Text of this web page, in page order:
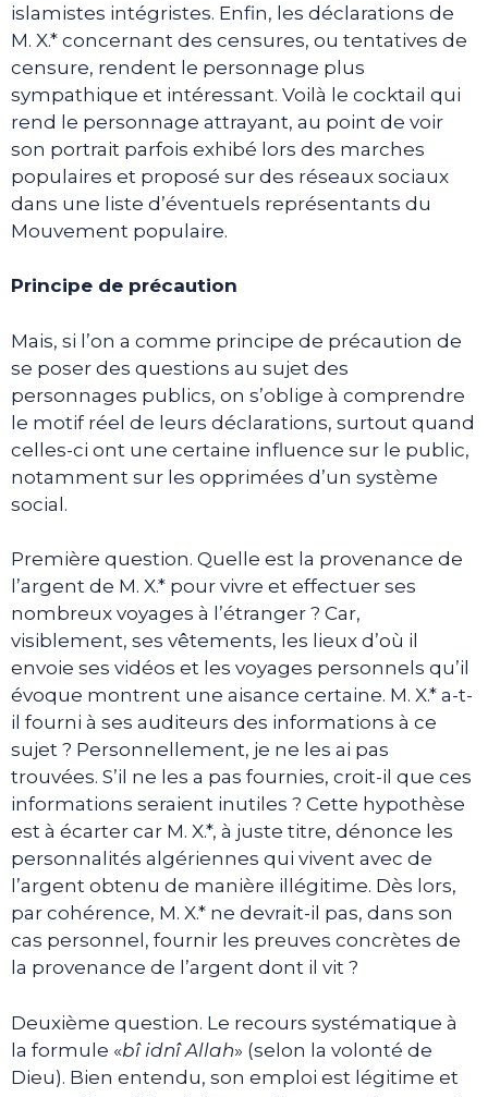
islamistes intégristes. Enfin, les déclarations de
M. X.* concernant des censures, ou tentatives de
censure, rendent le personnage plus
sympathique et intéressant. Voilà le cocktail qui
rend le personnage attrayant, au point de voir
son portrait parfois exhibé lors des marches
populaires et proposé sur des réseaux sociaux
dans une liste d’éventuels représentants du
Mouvement populaire.
Principe de précaution
Mais, si l’on a comme principe de précaution de
se poser des questions au sujet des
personnages publics, on s’oblige à comprendre
le motif réel de leurs déclarations, surtout quand
celles-ci ont une certaine influence sur le public,
notamment sur les opprimées d’un système
social.
Première question. Quelle est la provenance de
l’argent de M. X.* pour vivre et effectuer ses
nombreux voyages à l’étranger ? Car,
visiblement, ses vêtements, les lieux d’où il
envoie ses vidéos et les voyages personnels qu’il
évoque montrent une aisance certaine. M. X.* a-t-
il fourni à ses auditeurs des informations à ce
sujet ? Personnellement, je ne les ai pas
trouvées. S’il ne les a pas fournies, croit-il que ces
informations seraient inutiles ? Cette hypothèse
est à écarter car M. X.*, à juste titre, dénonce les
personnalités algériennes qui vivent avec de
l’argent obtenu de manière illégitime. Dès lors,
par cohérence, M. X.* ne devrait-il pas, dans son
cas personnel, fournir les preuves concrètes de
la provenance de l’argent dont il vit ?
Deuxième question. Le recours systématique à
la formule «bî idnî Allah» (selon la volonté de
Dieu). Bien entendu, son emploi est légitime et